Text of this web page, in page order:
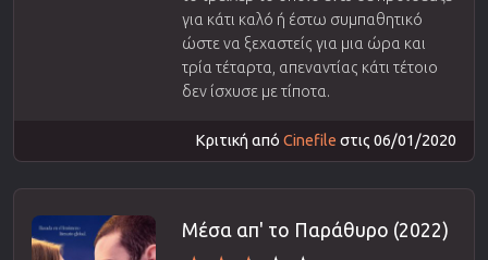
για κάτι καλό ή έστω συμπαθητικό
ώστε να ξεχαστείς για μια ώρα και
τρία τέταρτα, απεναντίας κάτι τέτοιο
δεν ίσχυσε με τίποτα.
Κριτική από Cinefile στις 06/01/2020
Μέσα απ' το Παράθυρο (2022)